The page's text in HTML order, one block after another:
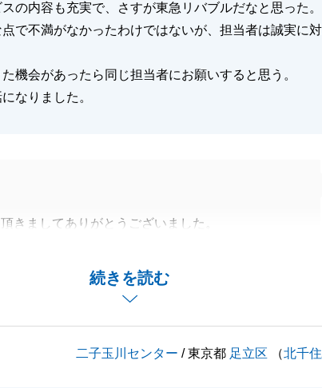
の内容も充実で、さすが東急リバブルだなと思った。
で不満がなかったわけではないが、担当者は誠実に
た機会があったら同じ担当者にお願いすると思う。
なりました。
続きを読む
きましてありがとうございました。
対応いただきまして誠にありがとうございまし
二子玉川センター / 東京都 足立区 （北千